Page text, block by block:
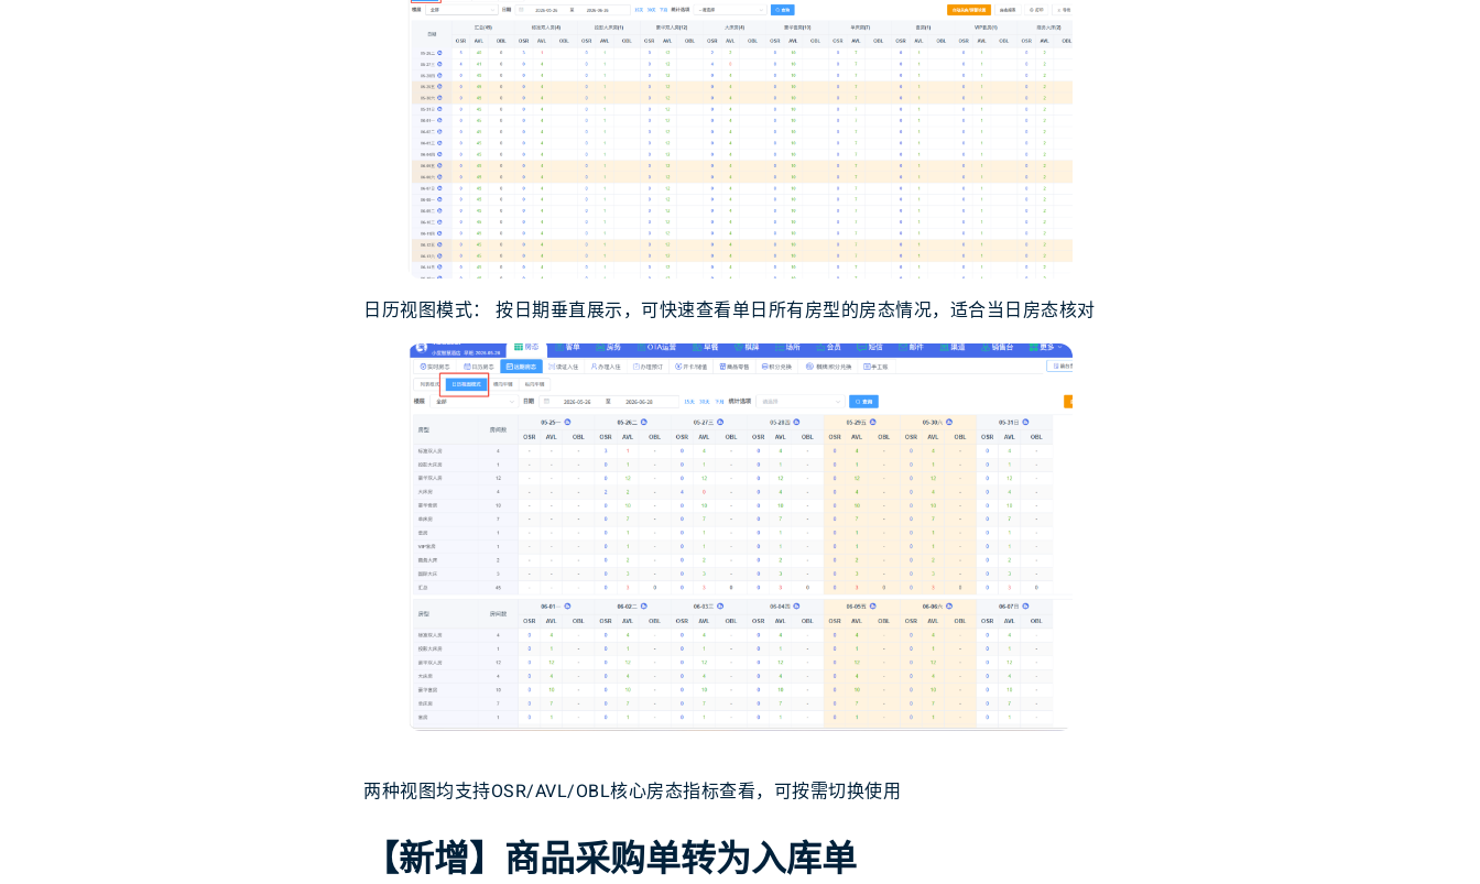
日历视图模式： 按日期垂直展示，可快速查看单日所有房型的房态情况，适合当日房态核对
两种视图均支持OSR/AVL/OBL核心房态指标查看，可按需切换使用
【新增】商品采购单转为入库单